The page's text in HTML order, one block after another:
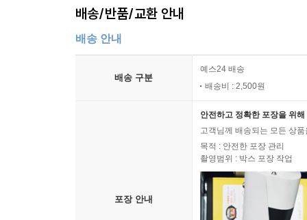
배송/반품/교환 안내
배송 안내
배송 구분
예스24 배송
배송비 : 2,500원
포장 안내
안전하고 정확한 포장을 위
고객님께 배송되는 모든 상
목적 : 안전한 포장 관리
촬영범위 : 박스 포장 작업